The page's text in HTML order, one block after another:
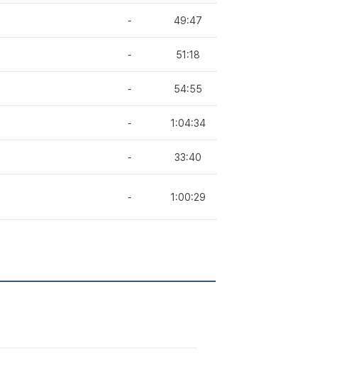
- 49:47
- 51:18
- 54:55
- 1:04:34
- 33:40
- 1:00:29